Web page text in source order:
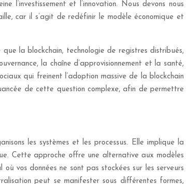
l’investissement et l’innovation. Nous devons nous
car il s’agit de redéfinir le modèle économique et
la blockchain, technologie de registres distribués,
la chaîne d’approvisionnement et la santé,
qui freinent l’adoption massive de la blockchain
de cette question complexe, afin de permettre
les systèmes et les processus. Elle implique la
Cette approche offre une alternative aux modèles
vos données ne sont pas stockées sur les serveurs
peut se manifester sous différentes formes,